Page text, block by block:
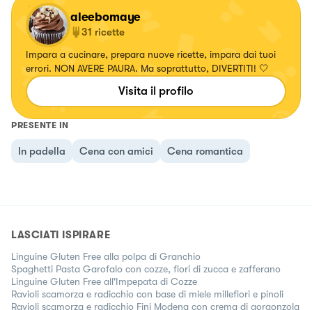
aleebomaye
31 ricette
Impara a cucinare, prepara nuove ricette, impara dai tuoi
errori. NON AVERE PAURA. Ma soprattutto, DIVERTITI! 🤍
Visita il profilo
PRESENTE IN
In padella Cena con amici Cena romantica
LASCIATI ISPIRARE
Linguine Gluten Free alla polpa di Granchio
Spaghetti Pasta Garofalo con cozze, fiori di zucca e zafferano
Linguine Gluten Free all'Impepata di Cozze
Ravioli scamorza e radicchio con base di miele millefiori e pinoli
Ravioli scamorza e radicchio Fini Modena con crema di gorgonzola